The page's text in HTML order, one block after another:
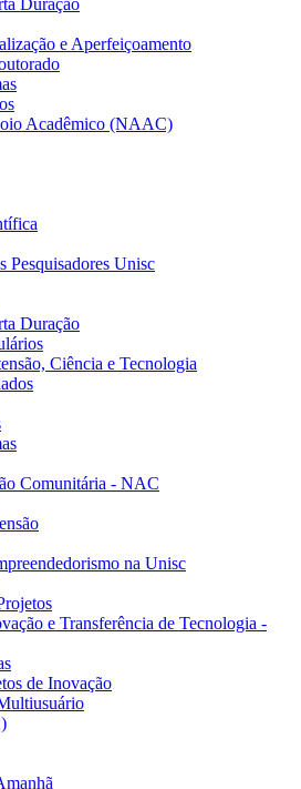
Duração
e Aperfeiçoamento
Acadêmico (NAAC)
Pesquisadores Unisc
Duração
Ciência e Tecnologia
Comunitária - NAC
na Unisc
e Transferência de Tecnologia -
de Inovação